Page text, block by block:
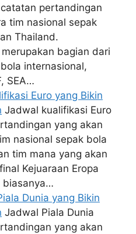
pertandingan
tim nasional sepak
Thailand.
bagian dari
internasional,
SEA…
Euro yang Bikin
Jadwal kualifikasi Euro
yang akan
nasional sepak bola
tim mana yang akan
Kejuaraan Eropa
biasanya…
Dunia yang Bikin
Jadwal Piala Dunia
yang akan